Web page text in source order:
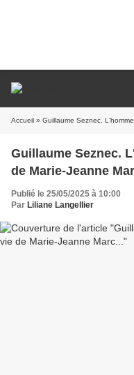
Accueil » Guillaume Seznec.
Guillaume Seznec.
de Marie-Jeanne
Publié le 25/05/2025 à 10:00
Par Liliane Langellier